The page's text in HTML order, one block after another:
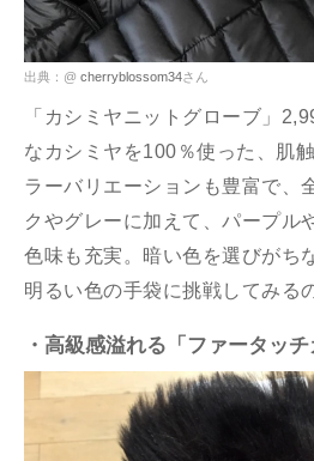
出典：@ cherryblossom34さん
「カシミヤニットグローブ」
なカシミヤを100％使った、肌
ラーバリエーションも豊富で、
クやグレーに加えて、パープル
色味も充実。暗い色を選びがち
明るい色の手袋に挑戦してみる
・高級感溢れる「ファータッチ